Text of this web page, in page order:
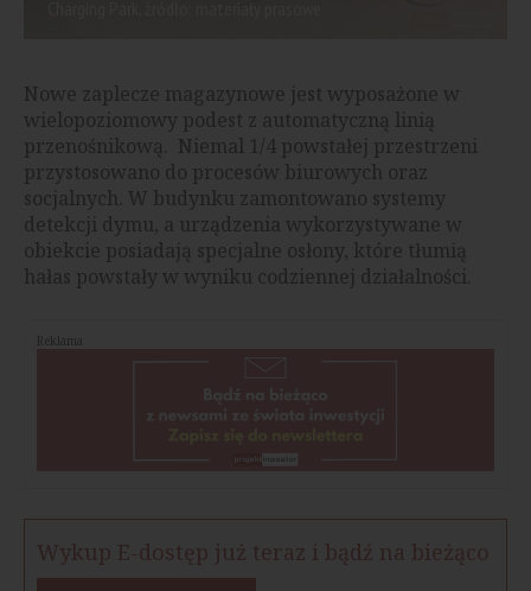
Nowe zaplecze magazynowe jest wyposażone w
wielopoziomowy podest z automatyczną linią
przenośnikową. Niemal 1/4 powstałej przestrzeni
przystosowano do procesów biurowych oraz
socjalnych. W budynku zamontowano systemy
detekcji dymu, a urządzenia wykorzystywane w
obiekcie posiadają specjalne osłony, które tłumią
hałas powstały w wyniku codziennej działalności.
Reklama
Wykup E-dostęp już teraz i bądź na bieżąco